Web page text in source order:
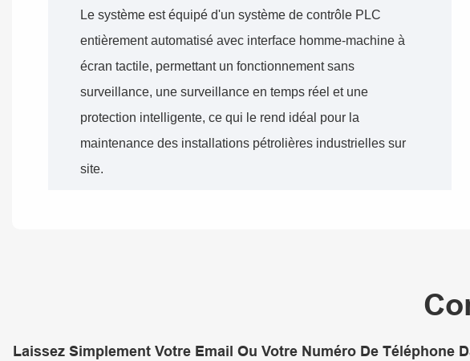
Le système est équipé d'un système de contrôle PLC
entièrement automatisé avec interface homme-machine à
écran tactile, permettant un fonctionnement sans
surveillance, une surveillance en temps réel et une
protection intelligente, ce qui le rend idéal pour la
maintenance des installations pétrolières industrielles sur
site.
Laissez Simplement Votre Email Ou Votre Numéro De